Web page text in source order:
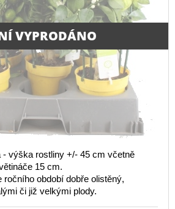
VYPRODÁNO
- výška rostliny +/- 45 cm včetně
15 cm.
ročního období dobře olistěný,
či již velkými plody.